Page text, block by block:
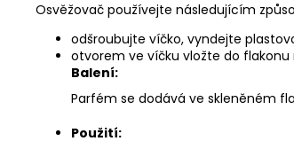
Osvěžovač používejte následujícím
odšroubujte víčko, vyndejte
otvorem ve víčku vložte do
Balení:
Parfém se dodává ve skleněném
Použití: